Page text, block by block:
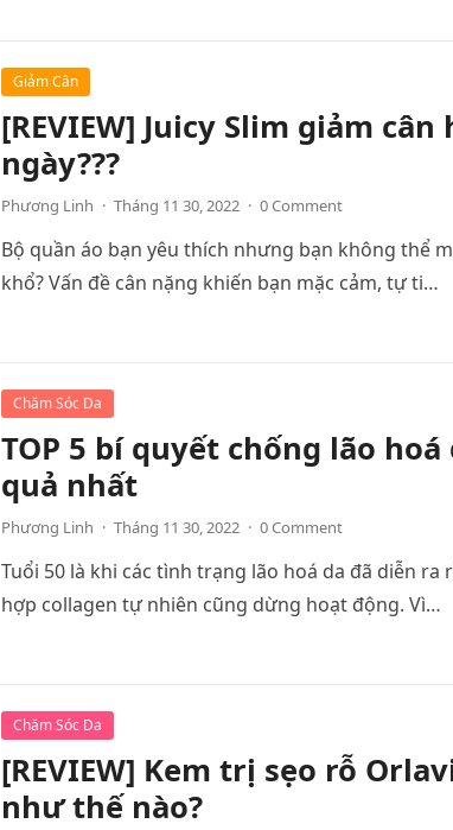
Giảm Cân
[REVIEW] Juicy Slim giảm
ngày???
Phương Linh · Tháng 11 30, 2022 · 0 Comment
Bộ quần áo bạn yêu thích nhưng bạn không thể
khổ? Vấn đề cân nặng khiến bạn mặc cảm, tự ti…
Chăm Sóc Da
TOP 5 bí quyết chống lão
quả nhất
Phương Linh · Tháng 11 30, 2022 · 0 Comment
Tuổi 50 là khi các tình trạng lão hoá da đã diễn
hợp collagen tự nhiên cũng dừng hoạt động. Vì…
Chăm Sóc Da
[REVIEW] Kem trị sẹo rỗ
như thế nào?